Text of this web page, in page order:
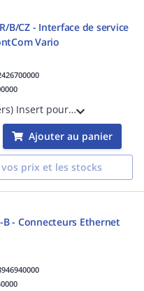
B/CZ - Interface de service
Vario
Insert (boîtiers) Insert pour boîtier à composant. Interface de service - Gamme FrontCom Vario
Ajouter au panier
prix et les stocks
B - Connecteurs Ethernet